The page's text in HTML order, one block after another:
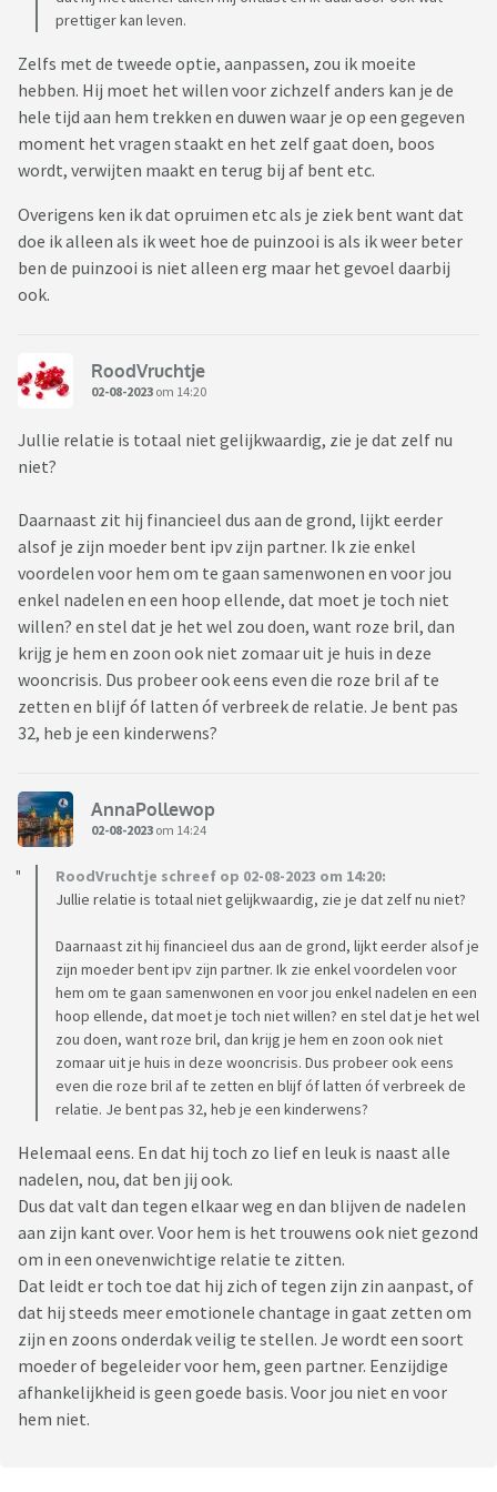
vraag aan hen om het te doen. En dan wordt het herrie.
Twee weken geleden was ik ziek en toen heb ik met buikgriep
eigenlijk het volledige huis schoongemaakt, inclusief de was
en alles in de slaapkamer. Ik had daar een beetje de pest in;
zoon kwam pas om kwart over zes 's-middags zijn kamer uit
(depressie) en manlief stak gelijk alle aandacht in zoon. Na
een paar dagen gaf ik aan bij mijn partner dat ik het toch fijn
vond als aangeboden wordt om mij even te verlichten van de
huishoudelijke taken. Ik heb tijdens mijn buikgriep immers
ook gewoon doorgewerkt (tussen de badkamerbezoeken in).
heb dat ik alles alleen doe en dat de hulp minimaal is, stuit ik
veel op weerstand. Ik zou een te hoge standaard hebben voor
in mijn optiek bepaalde dingen onacceptabel, zoals net zo
lang afval naast de volle prullenbak leggen totdat iemand
thuiskomen, en ik meteen de vuile vaat van de eettafel nog
sta af te ruimen en zij allebei lekker neerploffen op de bank
en mij een half uur laten werken. Het gebeurt vaak dat zij
staan toe te kijken hoe ik sta te werken, en er geen hulp
wordt aangeboden.
Dit soort ergernissen kan ik slecht bij mijn partner
neerleggen; het levert escalerende ruzies, huilbuien en
schreeuwen op, terwijl ik graag op zoek ga naar een
huishoudster inhuren; probleem grotendeels opgelost). Het
gevolg is dat ik constant twijfel tussen ergernissen
bespreekbaar maken of mijn mond houden.
Ook vind ik dat zoon veel en veel meer kan bijdragen. Dat is
zetten. Partner beschermt hem daarin, gezien zijn handicap.
Ik zie veel meer mogelijkheden tot bijdragen, maar ook dat
levert wrijving op.
Ik erken dat ik 'lastig' ben met samenwonen; ik heb
inderdaad een hoge standaard en ik ben ook super sterk
opgevoed in het proactief meehelpen in huis. Zij zijn het
lopen.
Ik ben 32 en ga mijzelf steeds meer afvragen of dit de manier
is waarop ik wel wil leven; voor mij voelt het niet als een
eerlijke deal. Ondanks mijn huwelijk heb ik door het werk van
mijn ex-man langere periodes alleen geleefd en nu voelt het
als meer werk krijgen, met minder ruimte en vrijheid in mijn
eigen huis. Op hun beurt voelen mijn partner en zoon zich
minder welkom bij mij, en voelen de constante druk van mijn
ergernissen.
prettiger kan leven.
Zelfs met de tweede optie, aanpassen, zou ik moeite
hebben. Hij moet het willen voor zichzelf anders kan je de
hele tijd aan hem trekken en duwen waar je op een gegeven
moment het vragen staakt en het zelf gaat doen, boos
wordt, verwijten maakt en terug bij af bent etc.
Overigens ken ik dat opruimen etc als je ziek bent want dat
doe ik alleen als ik weet hoe de puinzooi is als ik weer beter
ben de puinzooi is niet alleen erg maar het gevoel daarbij
ook.
RoodVruchtje
02-08-2023 om 14:20
Jullie relatie is totaal niet gelijkwaardig, zie je dat zelf nu
niet?
Daarnaast zit hij financieel dus aan de grond, lijkt eerder
alsof je zijn moeder bent ipv zijn partner. Ik zie enkel
voordelen voor hem om te gaan samenwonen en voor jou
enkel nadelen en een hoop ellende, dat moet je toch niet
willen? en stel dat je het wel zou doen, want roze bril, dan
krijg je hem en zoon ook niet zomaar uit je huis in deze
wooncrisis. Dus probeer ook eens even die roze bril af te
zetten en blijf óf latten óf verbreek de relatie. Je bent pas
32, heb je een kinderwens?
AnnaPollewop
02-08-2023 om 14:24
RoodVruchtje schreef op 02-08-2023 om 14:20:
Jullie relatie is totaal niet gelijkwaardig, zie je dat zelf nu niet?
Daarnaast zit hij financieel dus aan de grond, lijkt eerder alsof je
zijn moeder bent ipv zijn partner. Ik zie enkel voordelen voor
hem om te gaan samenwonen en voor jou enkel nadelen en een
hoop ellende, dat moet je toch niet willen? en stel dat je het wel
zou doen, want roze bril, dan krijg je hem en zoon ook niet
zomaar uit je huis in deze wooncrisis. Dus probeer ook eens
even die roze bril af te zetten en blijf óf latten óf verbreek de
relatie. Je bent pas 32, heb je een kinderwens?
Helemaal eens. En dat hij toch zo lief en leuk is naast alle
nadelen, nou, dat ben jij ook.
Dus dat valt dan tegen elkaar weg en dan blijven de nadelen
aan zijn kant over. Voor hem is het trouwens ook niet gezond
om in een onevenwichtige relatie te zitten.
Dat leidt er toch toe dat hij zich of tegen zijn zin aanpast, of
dat hij steeds meer emotionele chantage in gaat zetten om
zijn en zoons onderdak veilig te stellen. Je wordt een soort
moeder of begeleider voor hem, geen partner. Eenzijdige
afhankelijkheid is geen goede basis. Voor jou niet en voor
hem niet.